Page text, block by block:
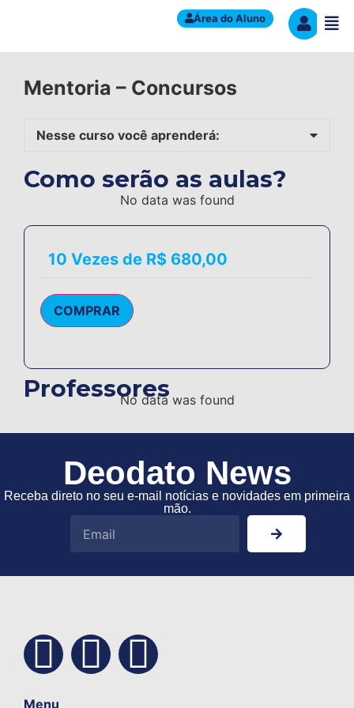
Área do Aluno
Mentoria – Concursos
Nesse curso você aprenderá:
Como serão as aulas?
No data was found
10 Vezes de R$ 680,00
COMPRAR
ProfessoresNo data was found
Deodato News
Receba direto no seu e-mail notícias e novidades em primeira
mão.
Menu